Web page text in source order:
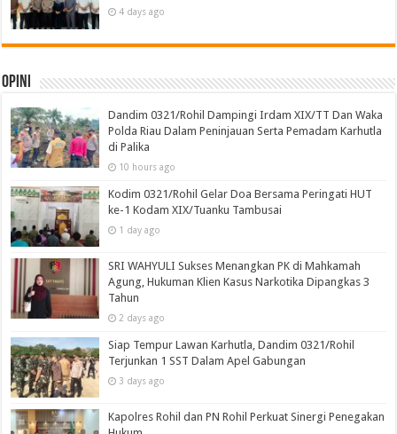
4 days ago
Opini
Dandim 0321/Rohil Dampingi Irdam XIX/TT Dan Waka
Polda Riau Dalam Peninjauan Serta Pemadam Karhutla
di Palika
10 hours ago
Kodim 0321/Rohil Gelar Doa Bersama Peringati HUT
ke-1 Kodam XIX/Tuanku Tambusai
1 day ago
SRI WAHYULI Sukses Menangkan PK di Mahkamah
Agung, Hukuman Klien Kasus Narkotika Dipangkas 3
Tahun
2 days ago
Siap Tempur Lawan Karhutla, Dandim 0321/Rohil
Terjunkan 1 SST Dalam Apel Gabungan
3 days ago
Kapolres Rohil dan PN Rohil Perkuat Sinergi Penegakan